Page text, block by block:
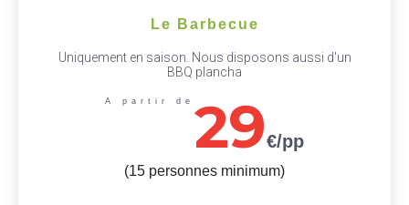
Le Barbecue
Uniquement en saison. Nous disposons aussi d'un
BBQ plancha
A partir de 29€/pp
(15 personnes minimum)